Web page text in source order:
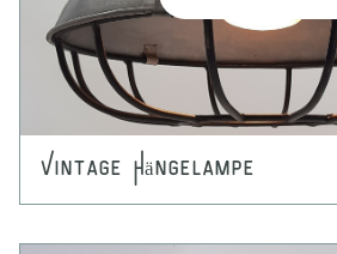
Vintage Hängelampe